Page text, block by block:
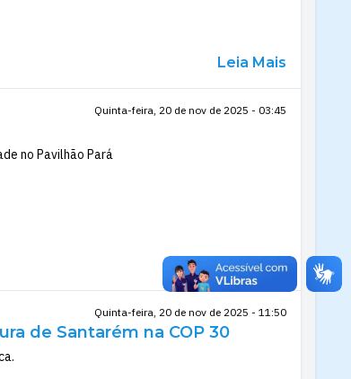
Leia Mais
Quinta-feira, 20 de nov de 2025 - 03:45
no Pavilhão Pará
Leia Mais
Quinta-feira, 20 de nov de 2025 - 11:50
de Santarém na COP 30